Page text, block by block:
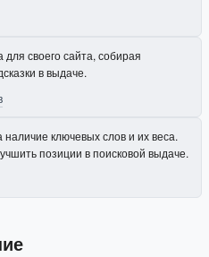
своего сайта, собирая
в выдаче.
ключевых слов и их веса.
позиции в поисковой выдаче.